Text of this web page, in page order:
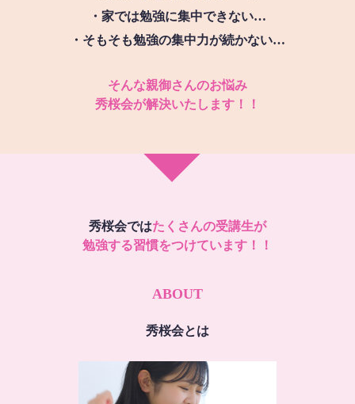
・家では勉強に集中できない…
・そもそも勉強の集中力が続かない…
そんな親御さんのお悩み
秀桜会が解決いたします！！
秀桜会ではたくさんの受講生が
勉強する習慣をつけています！！
ABOUT
秀桜会とは